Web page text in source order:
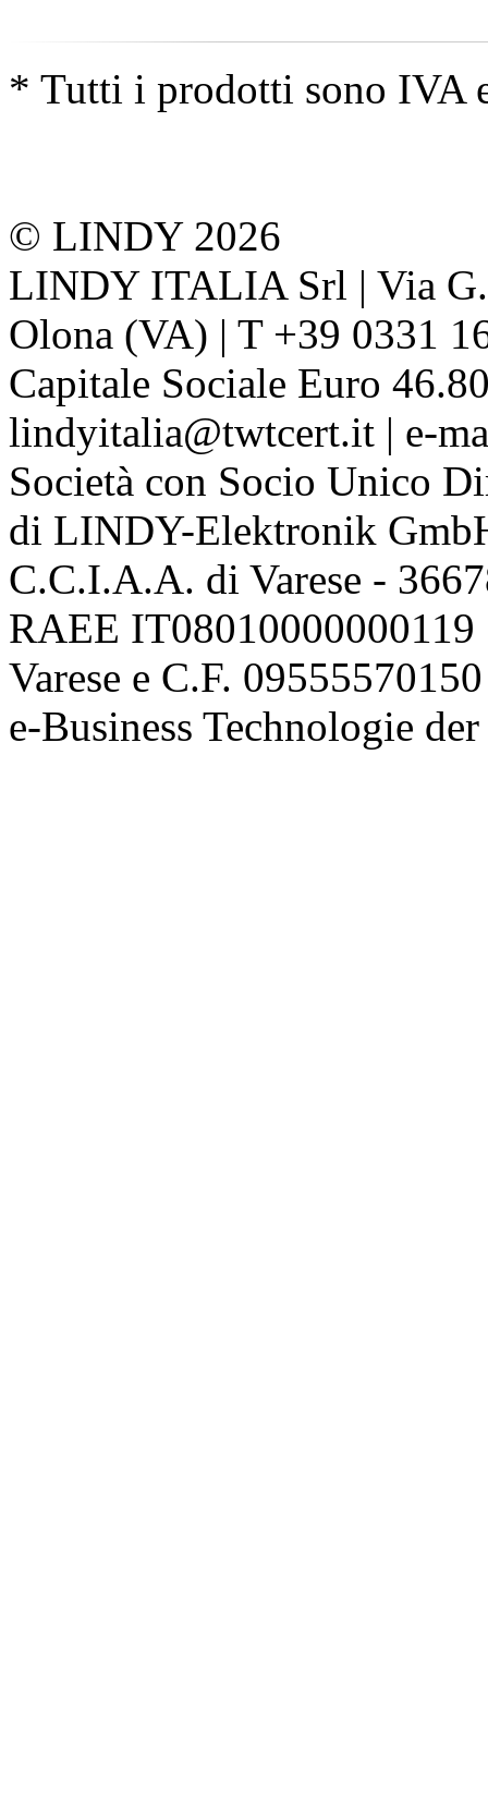
* Tutti i prodotti sono IVA
© LINDY 2026
LINDY ITALIA Srl | Via
Olona (VA) | T +39 0331
Capitale Sociale Euro
lindyitalia@twtcert.it | e-
Società con Socio Unico
di LINDY-Elektronik
C.C.I.A.A. di Varese -
RAEE
Varese e C.F. 09555570150
e-Business Technologie